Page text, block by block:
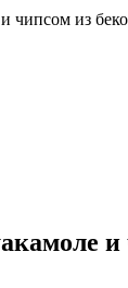
чипсом из